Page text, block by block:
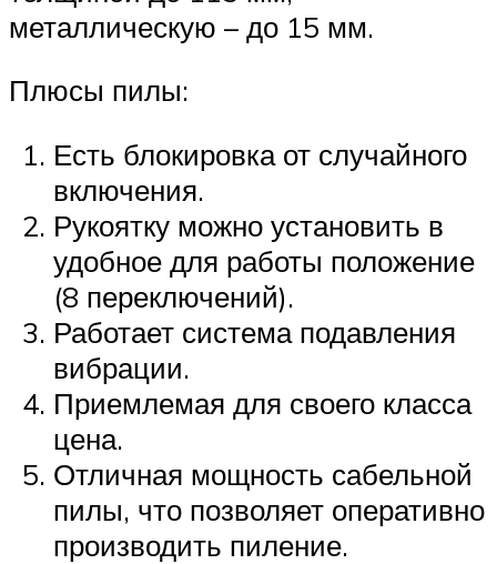
металлическую – до 15 мм.
Плюсы пилы:
Есть блокировка от случайного
включения.
Рукоятку можно установить в
удобное для работы положение
(8 переключений).
Работает система подавления
вибрации.
Приемлемая для своего класса
цена.
Отличная мощность сабельной
пилы, что позволяет оперативно
производить пиление.